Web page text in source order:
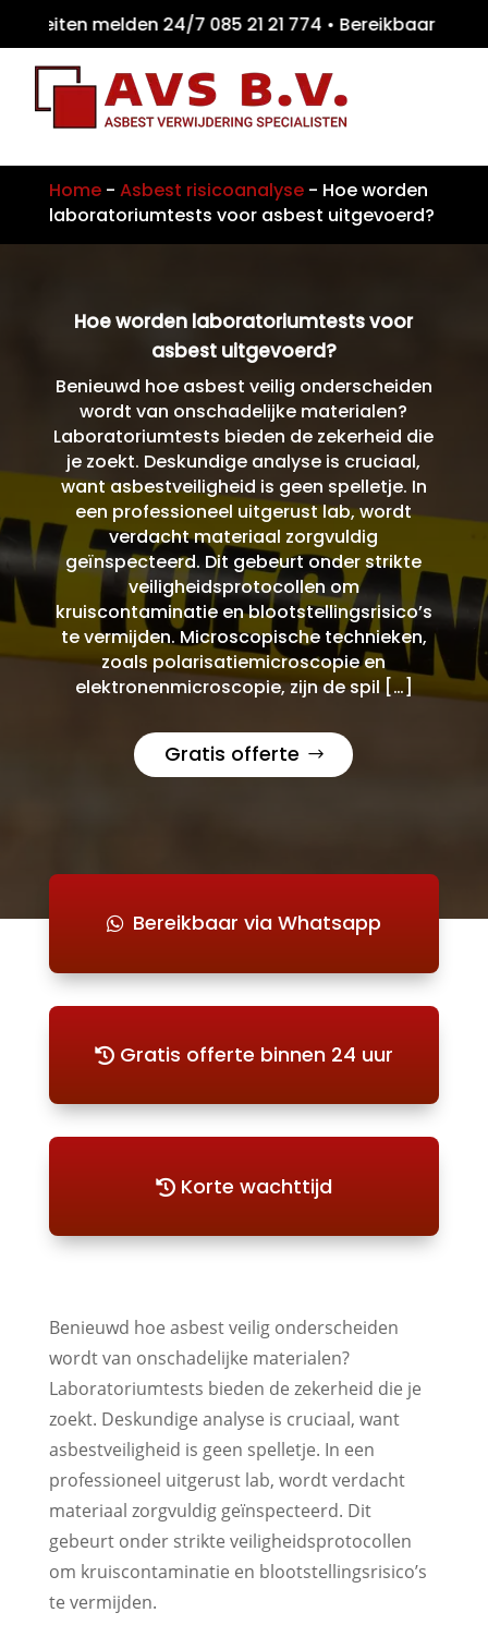
melden 24/7 085 21 21 774 •
Home- Asbest risicoanalyse- Hoe worden
laboratoriumtests voor asbest uitgevoerd?
Hoe worden laboratoriumtests voor
asbest uitgevoerd?
Benieuwd hoe asbest veilig onderscheiden
wordt van onschadelijke materialen?
Laboratoriumtests bieden de zekerheid die
je zoekt. Deskundige analyse is cruciaal,
want asbestveiligheid is geen spelletje. In
een professioneel uitgerust lab, wordt
verdacht materiaal zorgvuldig
geïnspecteerd. Dit gebeurt onder strikte
veiligheidsprotocollen om
kruiscontaminatie en blootstellingsrisico’s
te vermijden. Microscopische technieken,
zoals polarisatiemicroscopie en
elektronenmicroscopie, zijn de spil […]
Gratis offerte
Bereikbaar via Whatsapp
Gratis offerte binnen 24 uur
Korte wachttijd
Benieuwd hoe asbest veilig onderscheiden
wordt van onschadelijke materialen?
Laboratoriumtests bieden de zekerheid die je
zoekt. Deskundige analyse is cruciaal, want
asbestveiligheid is geen spelletje. In een
professioneel uitgerust lab, wordt verdacht
materiaal zorgvuldig geïnspecteerd. Dit
gebeurt onder strikte veiligheidsprotocollen
om kruiscontaminatie en blootstellingsrisico’s
te vermijden.